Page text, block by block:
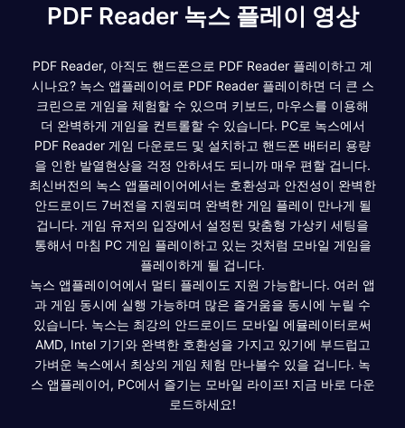
PDF Reader 녹스 플레이 영상
PDF Reader, 아직도 핸드폰으로 PDF Reader 플레이하고 계
시나요? 녹스 앱플레이어로 PDF Reader 플레이하면 더 큰 스
크린으로 게임을 체험할 수 있으며 키보드, 마우스를 이용해
더 완벽하게 게임을 컨트롤할 수 있습니다. PC로 녹스에서
PDF Reader 게임 다운로드 및 설치하고 핸드폰 배터리 용량
을 인한 발열현상을 걱정 안하셔도 되니까 매우 편할 겁니다.
최신버전의 녹스 앱플레이어에서는 호환성과 안전성이 완벽한
안드로이드 7버전을 지원되며 완벽한 게임 플레이 만나게 될
겁니다. 게임 유저의 입장에서 설정된 맞춤형 가상키 세팅을
통해서 마침 PC 게임 플레이하고 있는 것처럼 모바일 게임을
플레이하게 될 겁니다.
녹스 앱플레이어에서 멀티 플레이도 지원 가능합니다. 여러 앱
과 게임 동시에 실행 가능하며 많은 즐거움을 동시에 누릴 수
있습니다. 녹스는 최강의 안드로이드 모바일 에뮬레이터로써
AMD, Intel 기기와 완벽한 호환성을 가지고 있기에 부드럽고
가벼운 녹스에서 최상의 게임 체험 만나볼수 있을 겁니다. 녹
스 앱플레이어, PC에서 즐기는 모바일 라이프! 지금 바로 다운
로드하세요!